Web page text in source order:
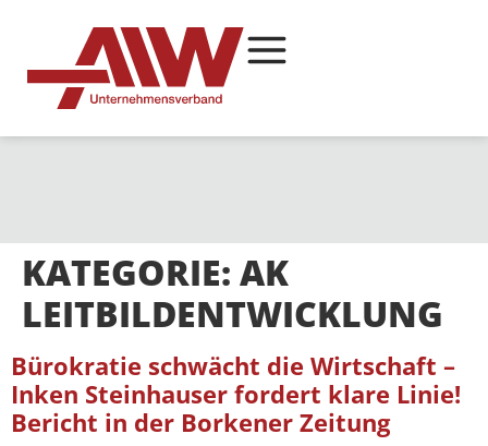
KATEGORIE: AK
LEITBILDENTWICKLUNG
Bürokratie schwächt die Wirtschaft –
Inken Steinhauser fordert klare Linie!
Bericht in der Borkener Zeitung